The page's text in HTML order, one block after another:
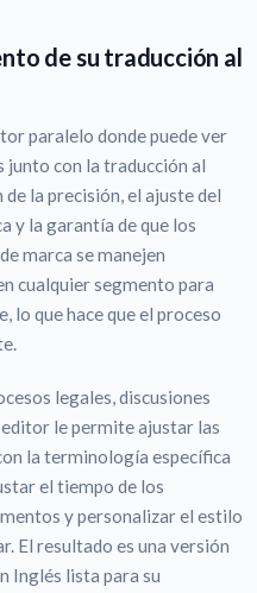
de su traducción al
paralelo donde puede ver
con la traducción al
la precisión, el ajuste del
y la garantía de que los
marca se manejen
cualquier segmento para
lo que hace que el proceso
legales, discusiones
le permite ajustar las
la terminología específica
el tiempo de los
y personalizar el estilo
El resultado es una versión
Inglés lista para su